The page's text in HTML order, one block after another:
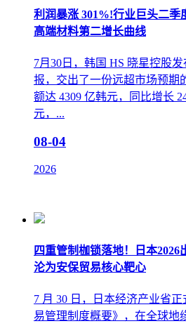
利润暴涨 301%!行业巨头二季
高端材料第二增长曲线
7月30日，韩国 HS 晓星控股
报，交出了一份远超市场预期
额达 4309 亿韩元，同比增长
元，...
08-04
2026
四重管制枷锁落地！日本
沦为安保贸易核心靶心
7 月 30 日，日本经济产业省
易管理制度概要》，在全球地